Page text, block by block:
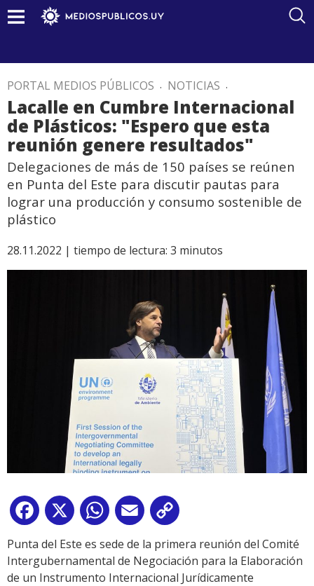
PORTAL MEDIOS PÚBLICOS . NOTICIAS .
Lacalle en Cumbre Internacional
de Plásticos: "Espero que esta
reunión genere resultados"
Delegaciones de más de 150 países se reúnen
en Punta del Este para discutir pautas para
lograr una producción y consumo sostenible de
plástico
28.11.2022 | tiempo de lectura: 3 minutos
Facebook
X WhatsApp
Email
Link
Punta del Este es sede de la primera reunión del Comité
Intergubernamental de Negociación para la Elaboración
de un Instrumento Internacional Jurídicamente